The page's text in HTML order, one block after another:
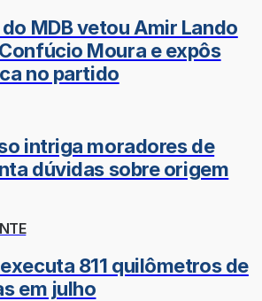
MDB vetou Amir Lando
Moura e expôs
no partido
intriga moradores de
dúvidas sobre origem
811 quilômetros de
em julho